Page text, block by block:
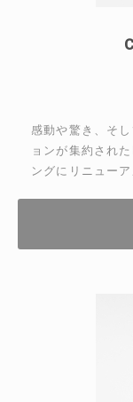
感動や驚き、そ
ョンが集約され
ングにリニュー